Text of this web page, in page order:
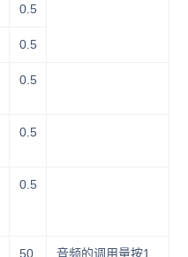
0.5
0.5
0.5
0.5
0.5
50
音频的调用量按1